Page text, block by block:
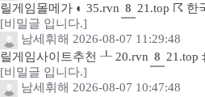
릴게임몰메가 ◐ 35.rvn 8 21.top ☈ 한
[비밀글 입니다.]
남세휘해 2026-08-07 11:29:48
릴게임사이트추천 ┸ 20.rvn 8 21.top
[비밀글 입니다.]
남세휘해 2026-08-07 10:47:48